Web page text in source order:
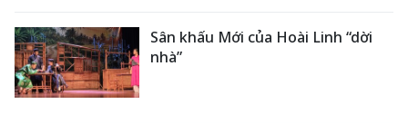
Sân khấu Mới của Hoài Linh “dời
nhà”